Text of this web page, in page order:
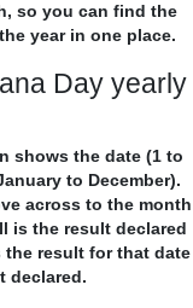
so you can find the
year in one place.
Day yearly
shows the date (1 to
to December).
across to the month
is the result declared
result for that date
declared.